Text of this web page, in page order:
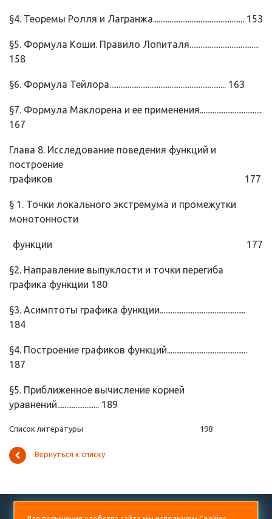
§4. Теоремы Ролля и Лагранжа.................................................. 153
§5. Формула Коши. Правило Лопиталя......................................
158
§6. Формула Тейлора................................................................ 163
§7. Формула Маклорена и ее применения..................................
167
Глава 8. Исследование поведения функций и
построение
графиков 177
§ 1. Точки локального экстремума и промежутки
монотонности
функции 177
§2. Направление выпуклости и точки перегиба
графика функции 180
§3. Асимптоты графика функции...............................................
184
§4. Построение графиков функций............................................
187
§5. Приближенное вычисление корней
уравнений....................... 189
Список литературы 198
Вернуться к списку
+7 (499) 938-53-60